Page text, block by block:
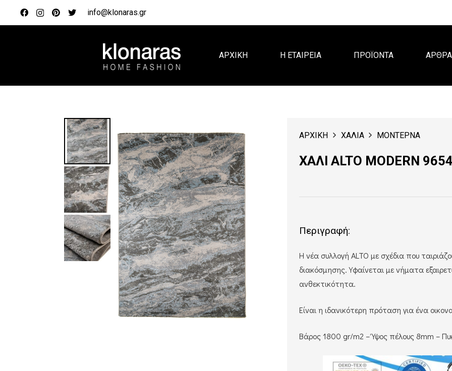
info@klonaras.gr
ΑΡΧΙΚΗ Η ΕΤΑΙΡΕΙΑ ΠΡΟΪΟΝΤΑ ΑΡΘΡΑ
ΑΡΧΙΚΗ ΧΑΛΙΑ ΜΟΝΤΕΡΝΑ
ΧΑΛΙ ALTO MODERN
Περιγραφή:
Η νέα συλλογή ALTO με σχέδια που
διακόσμησης. Υφαίνεται με νήματα
ανθεκτικότητα.
Είναι η ιδανικότερη πρόταση για ένα
Βάρος 1800 gr/m2 – Ύψος πέλους 8mm –